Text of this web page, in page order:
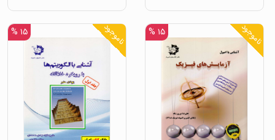
ناموجود ۱۵ % ناموجود ۱۵ %